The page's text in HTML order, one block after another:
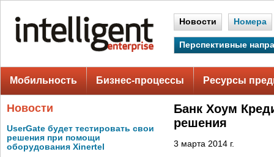
Новости Номера
Перспективные
Мобильность Бизнес-процессы Ресурсы
Новости
UserGate будет тестировать свои
решения при помощи
оборудования Xinertel
Банк Хоум
решения
3 марта 2014 г.